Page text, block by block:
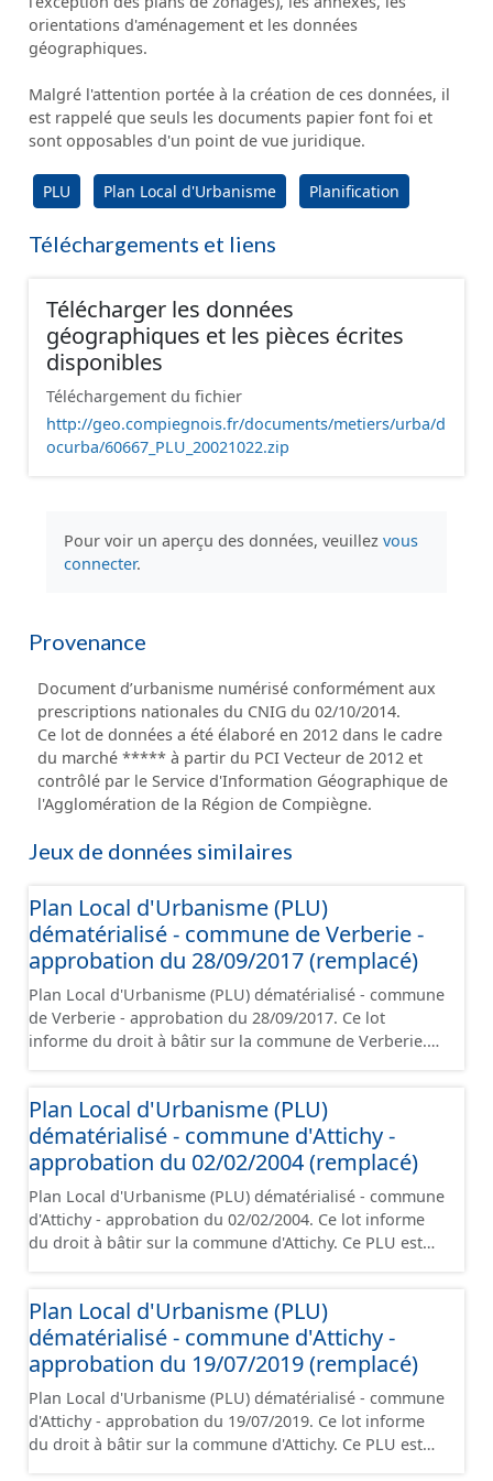
orientations d'aménagement et les données
géographiques.
Malgré l'attention portée à la création de ces données, il
est rappelé que seuls les documents papier font foi et
sont opposables d'un point de vue juridique.
PLU Plan Local d'Urbanisme Planification
Téléchargements et liens
Télécharger les données
géographiques et les pièces écrites
disponibles
Téléchargement du fichier
http://geo.compiegnois.fr/documents/metiers/urba/d
ocurba/60667_PLU_20021022.zip
Pour voir un aperçu des données, veuillez vous
connecter.
Provenance
Document d’urbanisme numérisé conformément aux
prescriptions nationales du CNIG du 02/10/2014.
Ce lot de données a été élaboré en 2012 dans le cadre
du marché ***** à partir du PCI Vecteur de 2012 et
contrôlé par le Service d'Information Géographique de
l'Agglomération de la Région de Compiègne.
Jeux de données similaires
Plan Local d'Urbanisme (PLU)
dématérialisé - commune de Verberie -
approbation du 28/09/2017 (remplacé)
Plan Local d'Urbanisme (PLU) dématérialisé - commune
de Verberie - approbation du 28/09/2017. Ce lot
informe du droit à bâtir sur la commune de Verberie.
administratives, le rapport de présentation, le PADD, le
règlement (à l'exception des plans de zonages), les
annexes, les orientations d'aménagement et les
données géographiques. Malgré l'attention portée à la
création de ces données, il est rappelé que seuls les
documents papier font foi et sont opposables d'un
point de vue juridique.
Plan Local d'Urbanisme (PLU)
dématérialisé - commune d'Attichy -
approbation du 02/02/2004 (remplacé)
Plan Local d'Urbanisme (PLU) dématérialisé - commune
d'Attichy - approbation du 02/02/2004. Ce lot informe
du droit à bâtir sur la commune d'Attichy. Ce PLU est
rapport de présentation, le PADD, le règlement (à
l'exception des plans de zonages), les annexes, les
orientations d'aménagement et les données
géographiques. Malgré l'attention portée à la création
de ces données, il est rappelé que seuls les documents
papier font foi et sont opposables d'un point de vue
juridique.
Plan Local d'Urbanisme (PLU)
dématérialisé - commune d'Attichy -
approbation du 19/07/2019 (remplacé)
Plan Local d'Urbanisme (PLU) dématérialisé - commune
d'Attichy - approbation du 19/07/2019. Ce lot informe
du droit à bâtir sur la commune d'Attichy. Ce PLU est